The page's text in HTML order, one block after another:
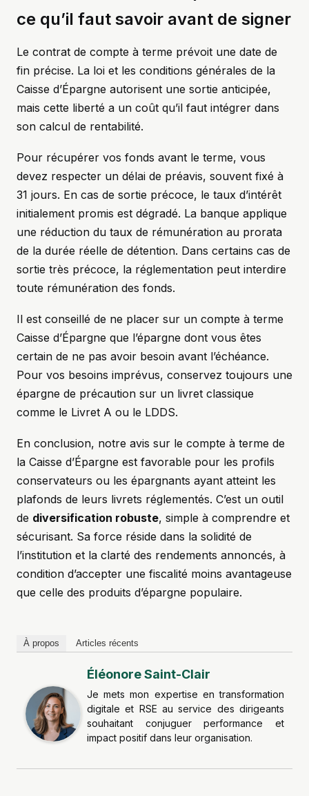
ce qu’il faut savoir avant de signer
Le contrat de compte à terme prévoit une date de
fin précise. La loi et les conditions générales de la
Caisse d’Épargne autorisent une sortie anticipée,
mais cette liberté a un coût qu’il faut intégrer dans
son calcul de rentabilité.
Pour récupérer vos fonds avant le terme, vous
devez respecter un délai de préavis, souvent fixé à
31 jours. En cas de sortie précoce, le taux d’intérêt
initialement promis est dégradé. La banque applique
une réduction du taux de rémunération au prorata
de la durée réelle de détention. Dans certains cas de
sortie très précoce, la réglementation peut interdire
toute rémunération des fonds.
Il est conseillé de ne placer sur un compte à terme
Caisse d’Épargne que l’épargne dont vous êtes
certain de ne pas avoir besoin avant l’échéance.
Pour vos besoins imprévus, conservez toujours une
épargne de précaution sur un livret classique
comme le Livret A ou le LDDS.
En conclusion, notre avis sur le compte à terme de
la Caisse d’Épargne est favorable pour les profils
conservateurs ou les épargnants ayant atteint les
plafonds de leurs livrets réglementés. C’est un outil
de diversification robuste, simple à comprendre et
sécurisant. Sa force réside dans la solidité de
l’institution et la clarté des rendements annoncés, à
condition d’accepter une fiscalité moins avantageuse
que celle des produits d’épargne populaire.
À propos Articles récents
Éléonore Saint-Clair
Je mets mon expertise en transformation
digitale et RSE au service des dirigeants
souhaitant conjuguer performance et
impact positif dans leur organisation.